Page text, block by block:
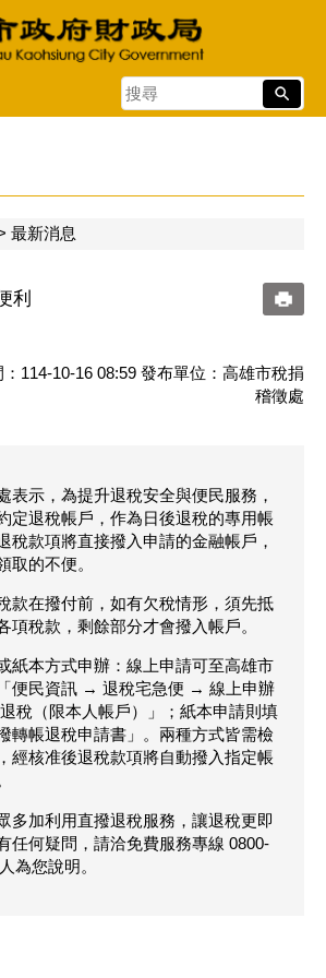
搜
尋
最新消息
利
114-10-16 08:59 發布單位：高雄市稅捐
稽徵處
表示，為提升退稅安全與便民服務，
定退稅帳戶，作為日後退稅的專用帳
稅款項將直接撥入申請的金融帳戶，
取的不便。
款在撥付前，如有欠稅情形，須先抵
項稅款，剩餘部分才會撥入帳戶。
紙本方式申辦：線上申請可至高雄市
便民資訊 → 退稅宅急便 → 線上申辦
稅（限本人帳戶）」；紙本申請則填
轉帳退稅申請書」。兩種方式皆需檢
經核准後退稅款項將自動撥入指定帳
多加利用直撥退稅服務，讓退稅更即
任何疑問，請洽免費服務專線 0800-
為您說明。